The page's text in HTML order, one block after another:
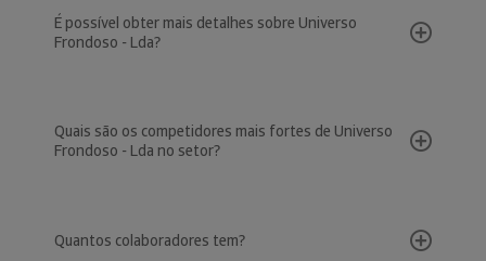
É possível obter mais detalhes sobre Universo
Frondoso - Lda?
Quais são os competidores mais fortes de Universo
Frondoso - Lda no setor?
Quantos colaboradores tem?